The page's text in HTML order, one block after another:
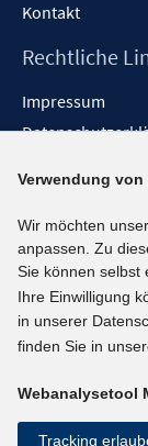
Kontakt
Rechtliche
Impressum
Barrieren melden
Social-
BlueSky
YouTube
LinkedIn
kununu
Netiquette
Verwendung
Wir möchten
anpassen. Zu
Sie können selbst
Ihre Einwilligung
in unserer
finden Sie in
Webanalysetool
Tracking